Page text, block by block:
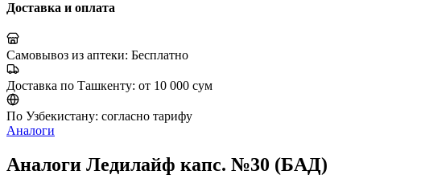
Доставка и оплата
Самовывоз из аптеки: Бесплатно
Доставка по Ташкенту: от 10 000 сум
По Узбекистану: согласно тарифу
Аналоги
Аналоги Ледилайф капс. №30 (БАД)